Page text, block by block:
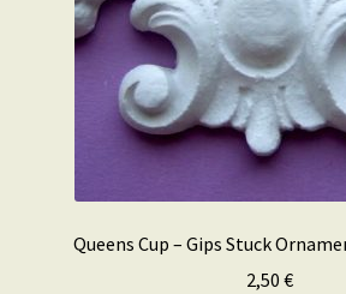
Queens Cup – Gips Stuck
2,50 €